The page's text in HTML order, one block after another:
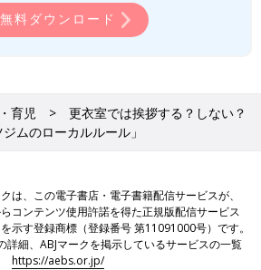
無料ダウンロード
育児
更衣室では挨拶する？しない？
ムのローカルルール」
は、この電子書店・電子書籍配信サービスが、
コンテンツ使用許諾を得た正規版配信サービス
示す登録商標（登録番号 第11091000号）です。
詳細、ABJマークを掲示しているサービスの一覧
→https://aebs.or.jp/